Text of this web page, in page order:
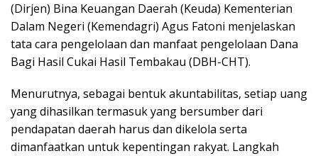
(Dirjen) Bina Keuangan Daerah (Keuda) Kementerian
Dalam Negeri (Kemendagri) Agus Fatoni menjelaskan
tata cara pengelolaan dan manfaat pengelolaan Dana
Bagi Hasil Cukai Hasil Tembakau (DBH-CHT).
Menurutnya, sebagai bentuk akuntabilitas, setiap uang
yang dihasilkan termasuk yang bersumber dari
pendapatan daerah harus dan dikelola serta
dimanfaatkan untuk kepentingan rakyat. Langkah